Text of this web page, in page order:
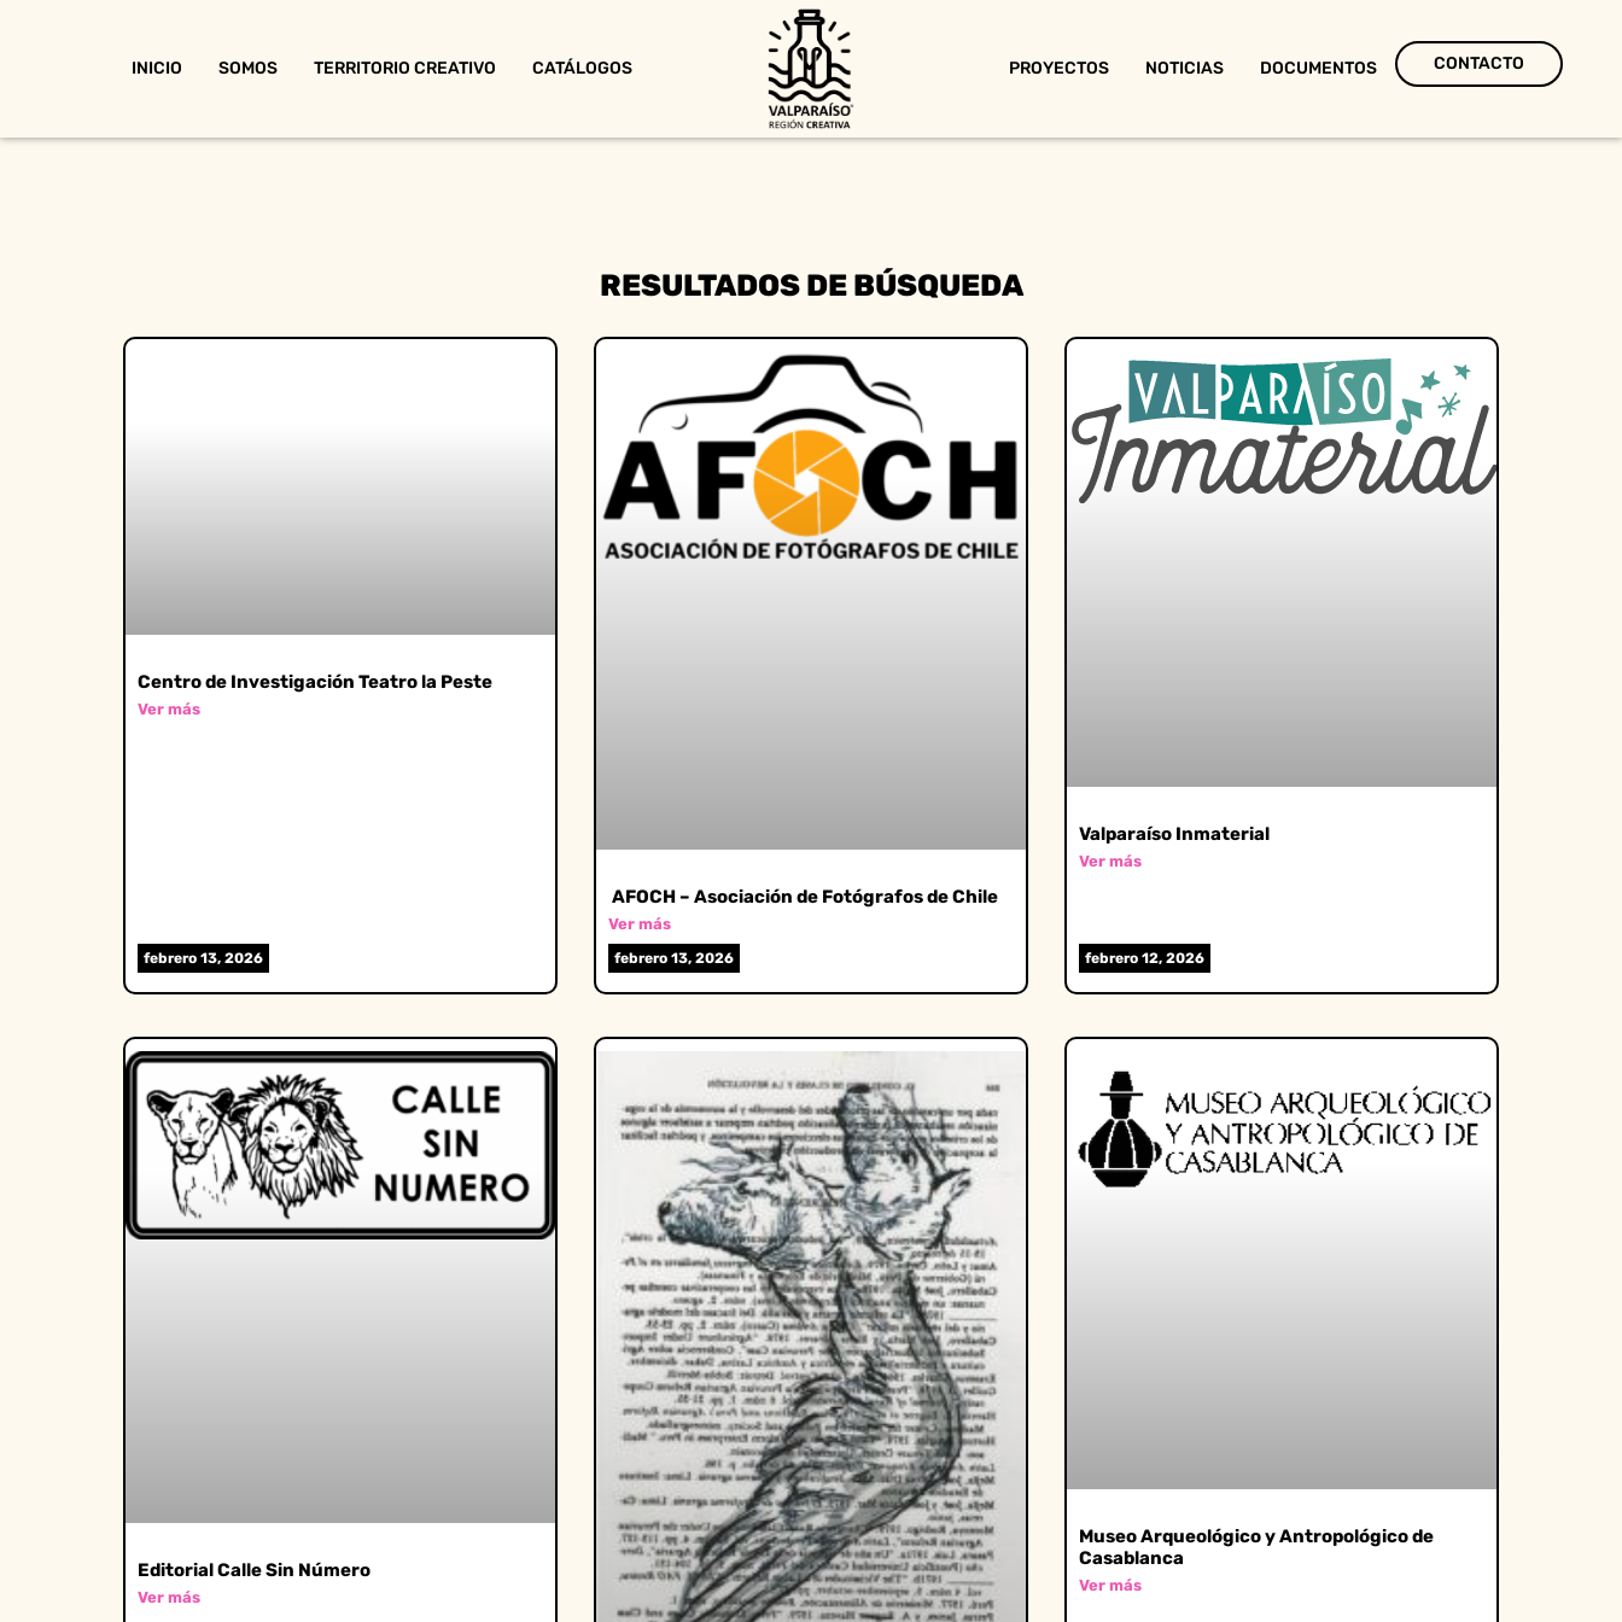
INICIO SOMOS TERRITORIO CREATIVO CATÁLOGOS PROYECTOS NOTICIAS DOCUMENTOS CONTACTO
RESULTADOS DE BÚSQUEDA
Centro de Investigación Teatro la Peste
Ver más
febrero 13, 2026
AFOCH – Asociación de Fotógrafos de Chile
Ver más
febrero 13, 2026
Valparaíso Inmaterial
Ver más
febrero 12, 2026
Editorial Calle Sin Número
Ver más
Museo Arqueológico y Antropológico de
Casablanca
Ver más